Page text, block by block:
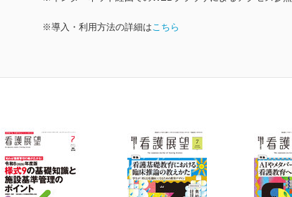
※導入・利用方法の詳細はこちら